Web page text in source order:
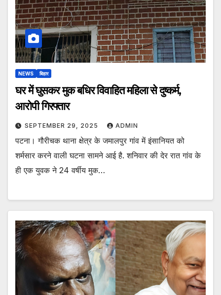
NEWS बिहार
घर में घुसकर मुक बधिर विवाहित महिला से दुष्कर्म,
आरोपी गिरफ्तार
SEPTEMBER 29, 2025 ADMIN
पटना। गौरीचक थाना क्षेत्र के जमालपुर गांव में इंसानियत को
शर्मसार करने वाली घटना सामने आई है. शनिवार की देर रात गांव के
ही एक युवक ने 24 वर्षीय मुक…